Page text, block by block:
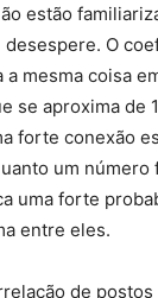
estão
O
mesma coisa
se aproxima de
forte conexão
um número
uma forte
entre eles.
de postos